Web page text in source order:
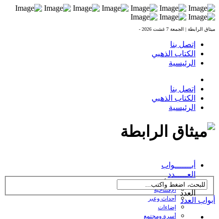
ميثاق الرابطة | الجمعة 7 غشت 2026 -
إتصل بنا
الكتاب الذهبي
الرئيسية
إتصل بنا
الكتاب الذهبي
الرئيسية
أبـــــــواب
العـــــدد
← تصفح أبواب
العدد الإفتتاحية
أحداث وعبر
إضاءات
أسرة ومجتمع
أبواب العدد